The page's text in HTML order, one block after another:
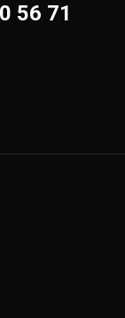
56 71